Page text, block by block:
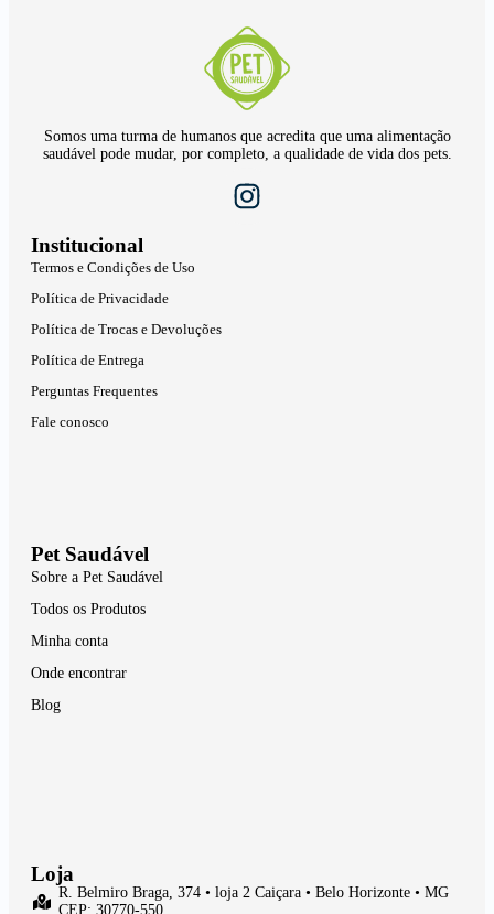
Somos uma turma de humanos que acredita que uma alimentação
saudável pode mudar, por completo, a qualidade de vida dos pets.
Institucional
Termos e Condições de Uso
Política de Privacidade
Política de Trocas e Devoluções
Política de Entrega
Perguntas Frequentes
Fale conosco
Pet Saudável
Sobre a Pet Saudável
Todos os Produtos
Minha conta
Onde encontrar
Blog
Loja
R. Belmiro Braga, 374 • loja 2 Caiçara • Belo Horizonte • MG
CEP: 30770-550